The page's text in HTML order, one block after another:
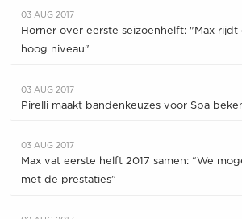
03 AUG 2017
Horner over eerste seizoenhelft: "Max
hoog niveau"
03 AUG 2017
Pirelli maakt bandenkeuzes voor Spa
03 AUG 2017
Max vat eerste helft 2017 samen: “We
met de prestaties”